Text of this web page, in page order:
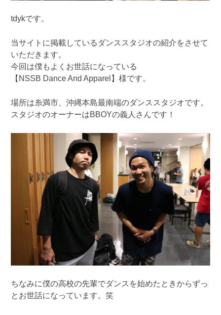
tdykです。
当サイトに掲載しているダンススタジオの紹介をさせて
いただきます。
今回は僕もよくお世話になっている
【NSSB Dance And Apparel】様です。
場所は糸満市、沖縄本島最南端のダンススタジオです。
スタジオのオーナーはBBOYの義人さんです！
ちなみに僕の高校の先輩でダンスを始めたときからずっ
とお世話になっています。笑